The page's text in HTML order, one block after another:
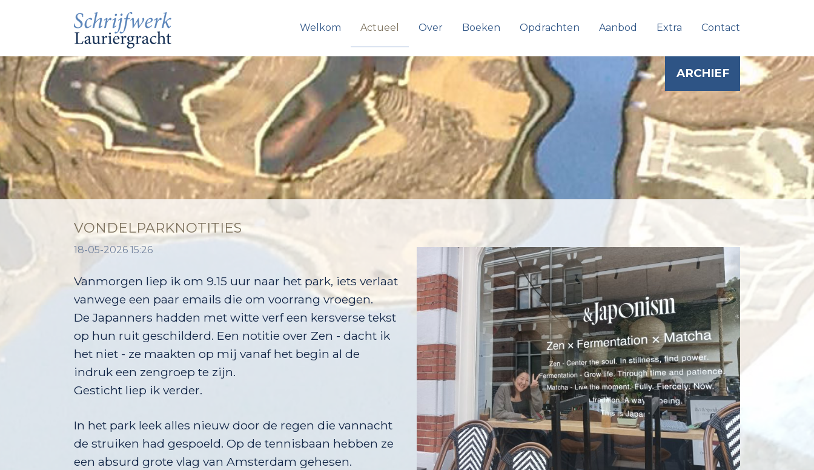
Welkom Actueel Over Boeken Opdrachten Aanbod Extra Contact
ARCHIEF
VONDELPARKNOTITIES
18-05-2026 15:26
Vanmorgen liep ik om 9.15 uur naar het park, iets verlaat
vanwege een paar emails die om voorrang vroegen.
De Japanners hadden met witte verf een kersverse tekst
op hun ruit geschilderd. Een notitie over Zen - dacht ik
het niet - ze maakten op mij vanaf het begin al de
indruk een zengroep te zijn.
Gesticht liep ik verder.
In het park leek alles nieuw door de regen die vannacht
de struiken had gespoeld. Op de tennisbaan hebben ze
een absurd grote vlag van Amsterdam gehesen.